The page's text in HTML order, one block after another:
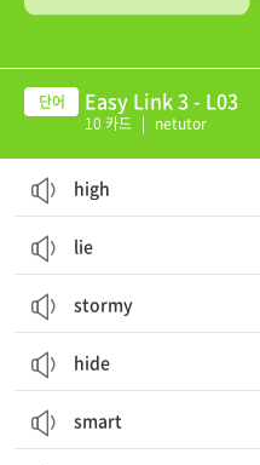
Easy Link 3 - L03
10 카드 | netutor
high
lie
stormy
hide
smart